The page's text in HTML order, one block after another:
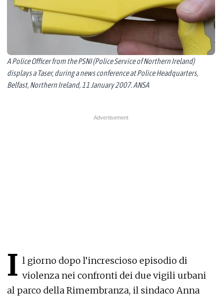
A Police Officer from the PSNI (Police Service of Northern Ireland)
displays a Taser, during a news conference at Police Headquarters,
Belfast, Northern Ireland, 11 January 2007. ANSA
I l giorno dopo l’increscioso episodio di
violenza nei confronti dei due vigili urbani
al parco della Rimembranza, il sindaco Anna